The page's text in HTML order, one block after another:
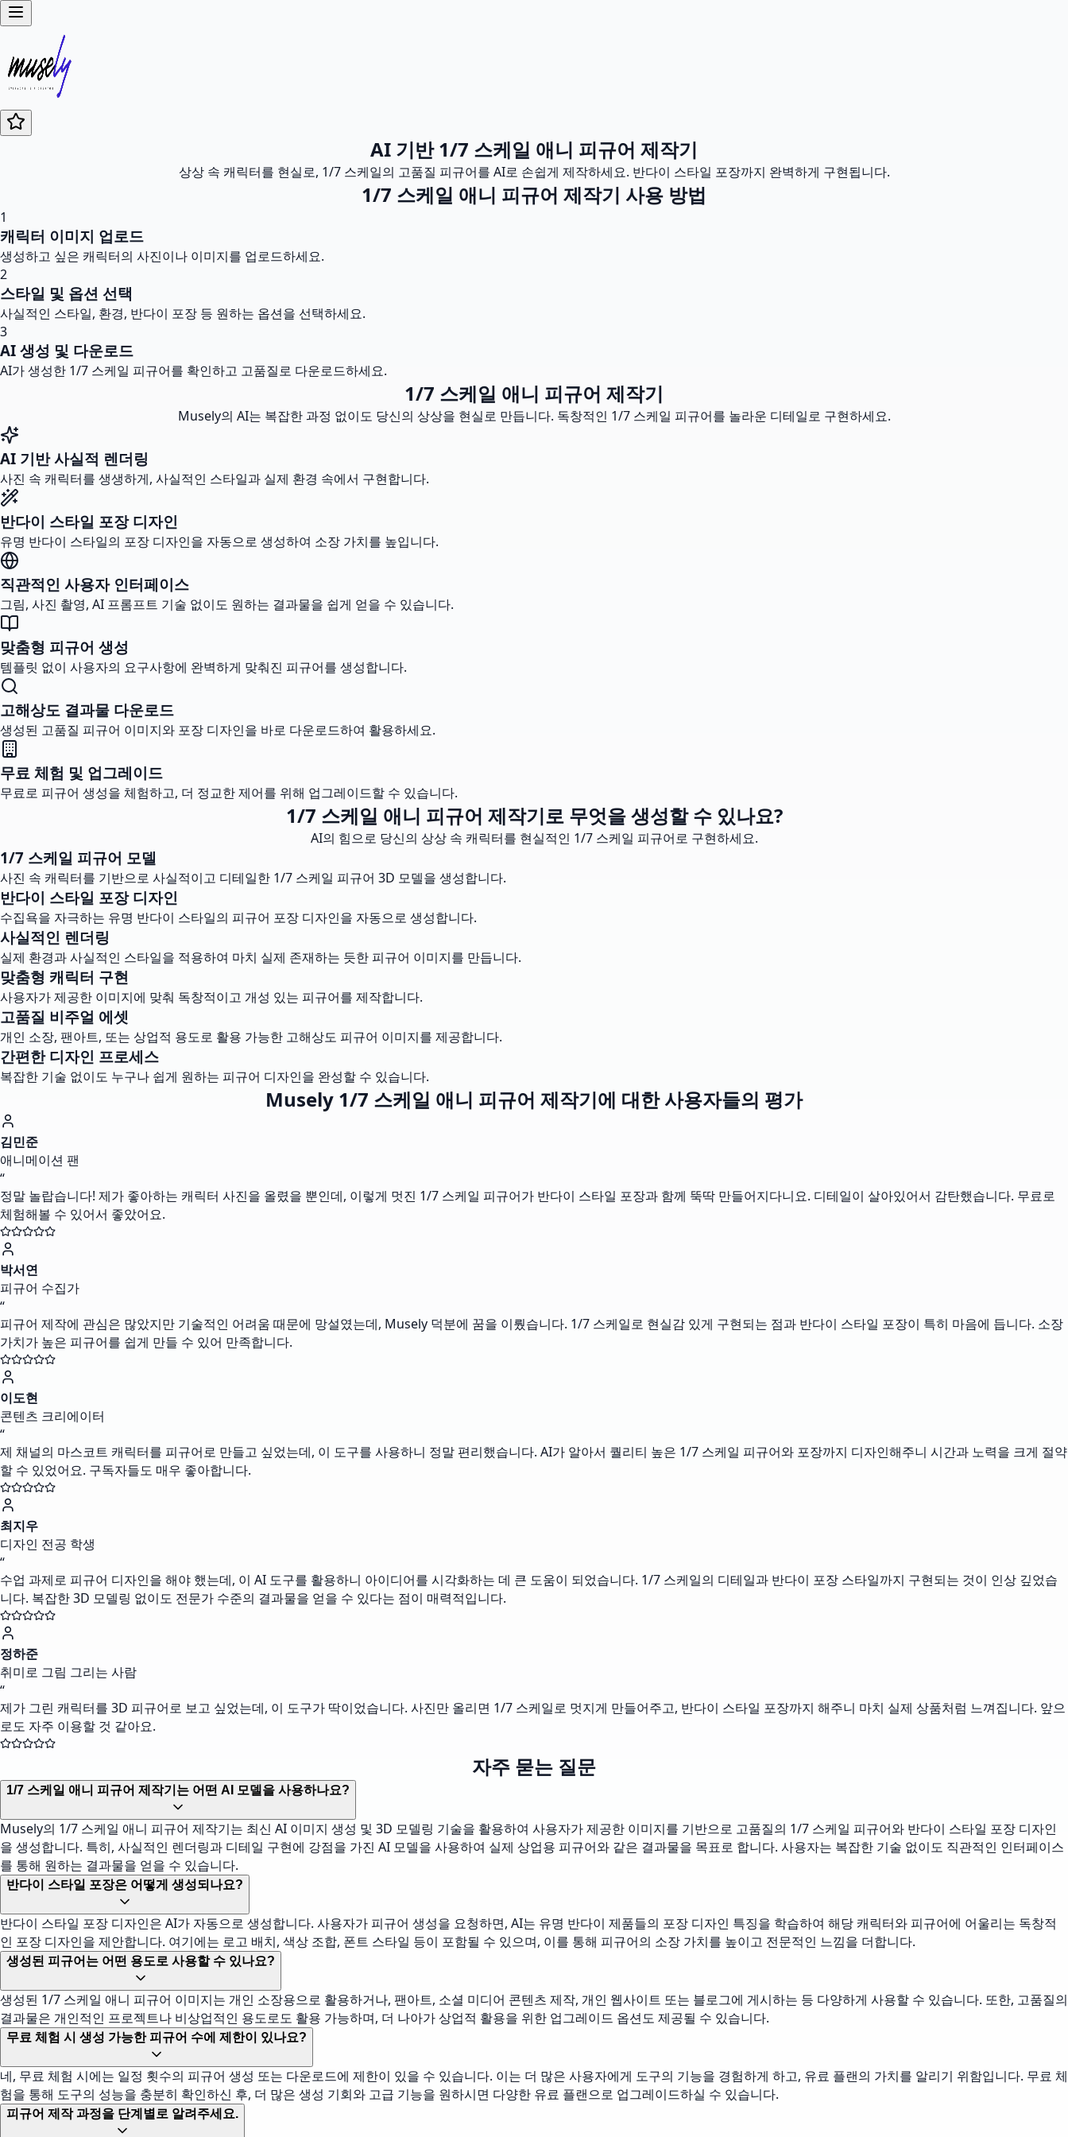
AI 기반 1/7 스케일 애니 피규어 제작기
상상 속 캐릭터를 현실로, 1/7 스케일의 고품질 피규어를 AI로 손쉽게 제작하세요. 반다이 스타일 포장까지 완벽하게 구현됩니다.
1/7 스케일 애니 피규어 제작기 사용 방법
1
캐릭터 이미지 업로드
생성하고 싶은 캐릭터의 사진이나 이미지를 업로드하세요.
2
스타일 및 옵션 선택
사실적인 스타일, 환경, 반다이 포장 등 원하는 옵션을 선택하세요.
3
AI 생성 및 다운로드
AI가 생성한 1/7 스케일 피규어를 확인하고 고품질로 다운로드하세요.
1/7 스케일 애니 피규어 제작기
Musely의 AI는 복잡한 과정 없이도 당신의 상상을 현실로 만듭니다. 독창적인 1/7 스케일 피규어를 놀라운 디테일로 구현하세요.
AI 기반 사실적 렌더링
사진 속 캐릭터를 생생하게, 사실적인 스타일과 실제 환경 속에서 구현합니다.
반다이 스타일 포장 디자인
유명 반다이 스타일의 포장 디자인을 자동으로 생성하여 소장 가치를 높입니다.
직관적인 사용자 인터페이스
그림, 사진 촬영, AI 프롬프트 기술 없이도 원하는 결과물을 쉽게 얻을 수 있습니다.
맞춤형 피규어 생성
템플릿 없이 사용자의 요구사항에 완벽하게 맞춰진 피규어를 생성합니다.
고해상도 결과물 다운로드
생성된 고품질 피규어 이미지와 포장 디자인을 바로 다운로드하여 활용하세요.
무료 체험 및 업그레이드
무료로 피규어 생성을 체험하고, 더 정교한 제어를 위해 업그레이드할 수 있습니다.
1/7 스케일 애니 피규어 제작기로 무엇을 생성할 수 있나요?
AI의 힘으로 당신의 상상 속 캐릭터를 현실적인 1/7 스케일 피규어로 구현하세요.
1/7 스케일 피규어 모델
사진 속 캐릭터를 기반으로 사실적이고 디테일한 1/7 스케일 피규어 3D 모델을 생성합니다.
반다이 스타일 포장 디자인
수집욕을 자극하는 유명 반다이 스타일의 피규어 포장 디자인을 자동으로 생성합니다.
사실적인 렌더링
실제 환경과 사실적인 스타일을 적용하여 마치 실제 존재하는 듯한 피규어 이미지를 만듭니다.
맞춤형 캐릭터 구현
사용자가 제공한 이미지에 맞춰 독창적이고 개성 있는 피규어를 제작합니다.
고품질 비주얼 에셋
개인 소장, 팬아트, 또는 상업적 용도로 활용 가능한 고해상도 피규어 이미지를 제공합니다.
간편한 디자인 프로세스
복잡한 기술 없이도 누구나 쉽게 원하는 피규어 디자인을 완성할 수 있습니다.
Musely 1/7 스케일 애니 피규어 제작기에 대한 사용자들의 평가
김민준
애니메이션 팬
“
정말 놀랍습니다! 제가 좋아하는 캐릭터 사진을 올렸을 뿐인데, 이렇게 멋진 1/7 스케일 피규어가 반다이 스타일 포장과 함께 뚝딱 만들어지다니요. 디테일이 살아있어서 감탄했습니다. 무료로
체험해볼 수 있어서 좋았어요.
박서연
피규어 수집가
“
피규어 제작에 관심은 많았지만 기술적인 어려움 때문에 망설였는데, Musely 덕분에 꿈을 이뤘습니다. 1/7 스케일로 현실감 있게 구현되는 점과 반다이 스타일 포장이 특히 마음에 듭니다. 소장
가치가 높은 피규어를 쉽게 만들 수 있어 만족합니다.
이도현
콘텐츠 크리에이터
“
제 채널의 마스코트 캐릭터를 피규어로 만들고 싶었는데, 이 도구를 사용하니 정말 편리했습니다. AI가 알아서 퀄리티 높은 1/7 스케일 피규어와 포장까지 디자인해주니 시간과 노력을 크게 절약
할 수 있었어요. 구독자들도 매우 좋아합니다.
최지우
디자인 전공 학생
“
수업 과제로 피규어 디자인을 해야 했는데, 이 AI 도구를 활용하니 아이디어를 시각화하는 데 큰 도움이 되었습니다. 1/7 스케일의 디테일과 반다이 포장 스타일까지 구현되는 것이 인상 깊었습
니다. 복잡한 3D 모델링 없이도 전문가 수준의 결과물을 얻을 수 있다는 점이 매력적입니다.
정하준
취미로 그림 그리는 사람
“
제가 그린 캐릭터를 3D 피규어로 보고 싶었는데, 이 도구가 딱이었습니다. 사진만 올리면 1/7 스케일로 멋지게 만들어주고, 반다이 스타일 포장까지 해주니 마치 실제 상품처럼 느껴집니다. 앞으
로도 자주 이용할 것 같아요.
자주 묻는 질문
1/7 스케일 애니 피규어 제작기는 어떤 AI 모델을 사용하나요?
Musely의 1/7 스케일 애니 피규어 제작기는 최신 AI 이미지 생성 및 3D 모델링 기술을 활용하여 사용자가 제공한 이미지를 기반으로 고품질의 1/7 스케일 피규어와 반다이 스타일 포장 디자인
을 생성합니다. 특히, 사실적인 렌더링과 디테일 구현에 강점을 가진 AI 모델을 사용하여 실제 상업용 피규어와 같은 결과물을 목표로 합니다. 사용자는 복잡한 기술 없이도 직관적인 인터페이스
를 통해 원하는 결과물을 얻을 수 있습니다.
반다이 스타일 포장은 어떻게 생성되나요?
반다이 스타일 포장 디자인은 AI가 자동으로 생성합니다. 사용자가 피규어 생성을 요청하면, AI는 유명 반다이 제품들의 포장 디자인 특징을 학습하여 해당 캐릭터와 피규어에 어울리는 독창적
인 포장 디자인을 제안합니다. 여기에는 로고 배치, 색상 조합, 폰트 스타일 등이 포함될 수 있으며, 이를 통해 피규어의 소장 가치를 높이고 전문적인 느낌을 더합니다.
생성된 피규어는 어떤 용도로 사용할 수 있나요?
생성된 1/7 스케일 애니 피규어 이미지는 개인 소장용으로 활용하거나, 팬아트, 소셜 미디어 콘텐츠 제작, 개인 웹사이트 또는 블로그에 게시하는 등 다양하게 사용할 수 있습니다. 또한, 고품질의
결과물은 개인적인 프로젝트나 비상업적인 용도로도 활용 가능하며, 더 나아가 상업적 활용을 위한 업그레이드 옵션도 제공될 수 있습니다.
무료 체험 시 생성 가능한 피규어 수에 제한이 있나요?
네, 무료 체험 시에는 일정 횟수의 피규어 생성 또는 다운로드에 제한이 있을 수 있습니다. 이는 더 많은 사용자에게 도구의 기능을 경험하게 하고, 유료 플랜의 가치를 알리기 위함입니다. 무료 체
험을 통해 도구의 성능을 충분히 확인하신 후, 더 많은 생성 기회와 고급 기능을 원하시면 다양한 유료 플랜으로 업그레이드하실 수 있습니다.
피규어 제작 과정을 단계별로 알려주세요.